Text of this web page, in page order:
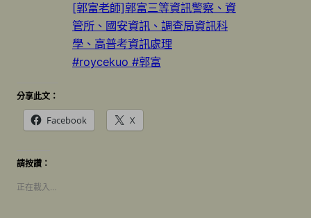
[郭富老師]郭富三等資訊警察、資
管所、國安資訊、調查局資訊科
學、高普考資訊處理
#roycekuo #郭富
分享此文：
Facebook X
請按讚：
正在載入…